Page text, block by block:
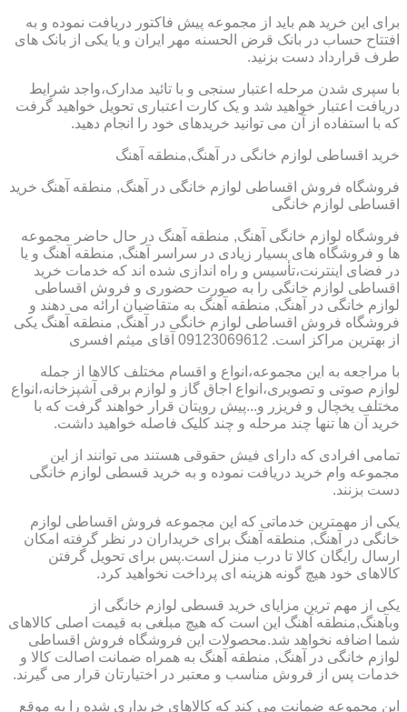
برای این خرید هم باید از مجموعه پیش فاکتور دریافت نموده و به
افتتاح حساب در بانک قرض الحسنه مهر ایران و یا یکی از بانک های
طرف قرارداد دست بزنید.
با سپری شدن مرحله اعتبار سنجی و با تائید مدارک،واجد شرایط
دریافت اعتبار خواهید شد و یک کارت اعتباری تحویل خواهید گرفت
که با استفاده از آن می توانید خریدهای خود را انجام دهید.
خرید اقساطی لوازم خانگی در آهنگ,منطقه آهنگ
فروشگاه فروش اقساطی لوازم خانگی در آهنگ, منطقه آهنگ خرید
اقساطی لوازم خانگی
فروشگاه لوازم خانگی آهنگ, منطقه آهنگ در حال حاضر مجموعه
ها و فروشگاه های بسیار زیادی در سراسر آهنگ, منطقه آهنگ و یا
در فضای اینترنت،تأسیس و راه اندازی شده اند که خدمات خرید
اقساطی لوازم خانگی را به صورت حضوری و فروش اقساطی
لوازم خانگی در آهنگ, منطقه آهنگ به متقاضیان ارائه می دهند و
فروشگاه فروش اقساطی لوازم خانگی در آهنگ, منطقه آهنگ یکی
از بهترین مراکز است. 09123069612 آقای میثم افسری
با مراجعه به این مجموعه،انواع و اقسام مختلف کالاها از جمله
لوازم صوتی و تصویری،انواع اجاق گاز و لوازم برقی آشپزخانه،انواع
مختلف یخچال و فریزر و...پیش رویتان قرار خواهند گرفت که با
خرید آن ها تنها چند مرحله و چند کلیک فاصله خواهید داشت.
تمامی افرادی که دارای فیش حقوقی هستند می توانند از این
مجموعه وام خرید دریافت نموده و به خرید قسطی لوازم خانگی
دست بزنند.
یکی از مهمترین خدماتی که این مجموعه فروش اقساطی لوازم
خانگی در آهنگ, منطقه آهنگ برای خریداران در نظر گرفته امکان
ارسال رایگان کالا تا درب منزل است.پس برای تحویل گرفتن
کالاهای خود هیچ گونه هزینه ای پرداخت نخواهید کرد.
یکی از مهم ترین مزایای خرید قسطی لوازم خانگی از
وبآهنگ,منطقه آهنگ این است که هیچ مبلغی به قیمت اصلی کالاهای
شما اضافه نخواهد شد.محصولات این فروشگاه فروش اقساطی
لوازم خانگی در آهنگ, منطقه آهنگ به همراه ضمانت اصالت کالا و
خدمات پس از فروش مناسب و معتبر در اختیارتان قرار می گیرند.
این مجموعه ضمانت می کند که کالاهای خریداری شده را به موقع